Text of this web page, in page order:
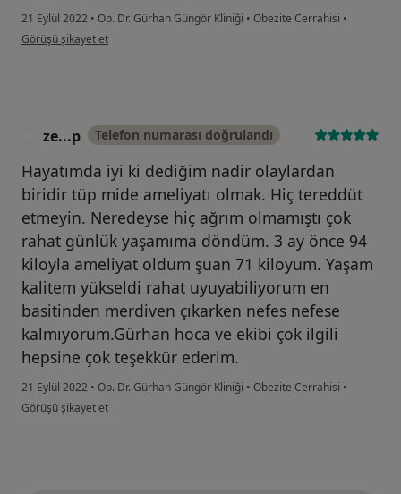
21 Eylül 2022 • Op. Dr. Gürhan Güngör Kliniği • Obezite Cerrahisi •
kullanıcının görüşüne göre Hasta
Görüşü şikayet et
ze...p Telefon numarası doğrulandı
Hayatımda iyi ki dediğim nadir olaylardan
biridir tüp mide ameliyatı olmak. Hiç tereddüt
etmeyin. Neredeyse hiç ağrım olmamıştı çok
rahat günlük yaşamıma döndüm. 3 ay önce 94
kiloyla ameliyat oldum şuan 71 kiloyum. Yaşam
kalitem yükseldi rahat uyuyabiliyorum en
basitinden merdiven çıkarken nefes nefese
kalmıyorum.Gürhan hoca ve ekibi çok ilgili
hepsine çok teşekkür ederim.
21 Eylül 2022 • Op. Dr. Gürhan Güngör Kliniği • Obezite Cerrahisi •
kullanıcının görüşüne göre ze...p
Görüşü şikayet et